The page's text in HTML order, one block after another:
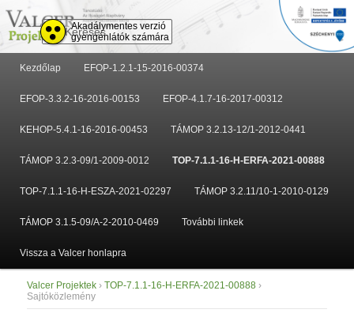
Keresés
Akadálymentes verzió
gyengénlátók számára
menüTovább
tartalomra
Tovább
tartalomra
Kezdőlap EFOP-1.2.1-15-2016-00374
EFOP-3.3.2-16-2016-00153 EFOP-4.1.7-16-2017-00312
KEHOP-5.4.1-16-2016-00453 TÁMOP 3.2.13-12/1-2012-0441
TÁMOP 3.2.3-09/1-2009-0012 TOP-7.1.1-16-H-ERFA-2021-00888
TOP-7.1.1-16-H-ESZA-2021-02297 TÁMOP 3.2.11/10-1-2010-0129
TÁMOP 3.1.5-09/A-2-2010-0469 További linkek
Vissza a Valcer honlapra
Valcer Projektek ›TOP-7.1.1-16-H-ERFA-2021-00888 ›
Sajtóközlemény